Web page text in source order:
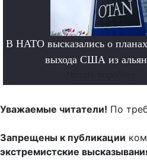
В НАТО высказались о
выхода США из
Уважаемые читатели! По
Запрещены к публикации
экстремистские